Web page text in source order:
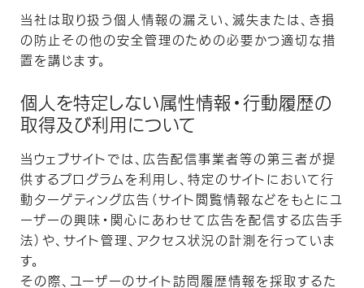
当社は取り扱う個人情報の漏えい、滅失または、き損
の防止その他の安全管理のための必要かつ適切な措
置を講じます。
個人を特定しない属性情報・行動履歴の
取得及び利用について
当ウェブサイトでは、広告配信事業者等の第三者が提
供するプログラムを利用し、特定のサイトにおいて行
動ターゲティング広告（サイト閲覧情報などをもとにユ
ーザーの興味・関心にあわせて広告を配信する広告手
法）や、サイト管理、アクセス状況の計測を行っていま
す。
その際、ユーザーのサイト訪問履歴情報を採取するた